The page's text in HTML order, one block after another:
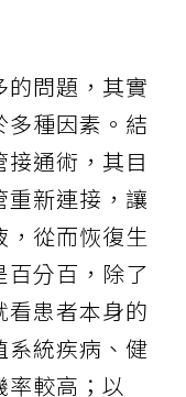
問題，其實
種因素。結
通術，其目
重新連接，讓
從而恢復生
百分百，除了
看患者本身的
系統疾病、健
較高；以